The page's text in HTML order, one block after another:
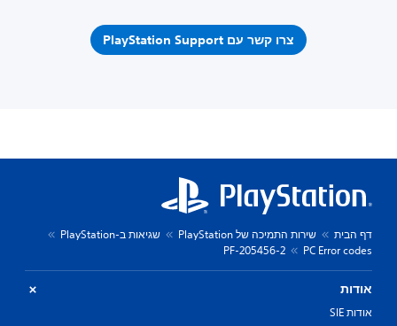
צרו קשר עם PlayStation Support
דף הבית שירות התמיכה של PlayStation
שגיאות ב-PlayStation
PC Error codes
PF-205456-2
אודות
אודות SIE